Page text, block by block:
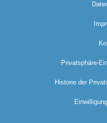
Privatsphäre-
Historie der